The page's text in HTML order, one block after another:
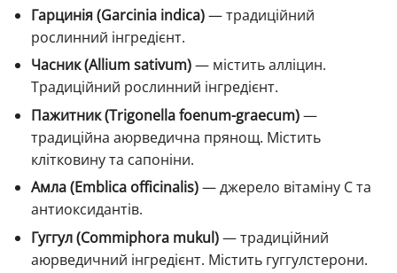
Гарцинія (Garcinia indica)— традиційний
рослинний інгредієнт.
Часник (Allium sativum)— містить алліцин.
Традиційний рослинний інгредієнт.
Пажитник (Trigonella foenum-graecum)—
традиційна аюрведична прянощ. Містить
клітковину та сапоніни.
Амла (Emblica officinalis)— джерело вітаміну C та
антиоксидантів.
Гуггул (Commiphora mukul)— традиційний
аюрведичний інгредієнт. Містить гуггулстерони.